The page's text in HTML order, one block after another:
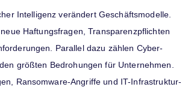
Intelligenz verändert Geschäftsmodelle.
Haftungsfragen, Transparenzpflichten
Parallel dazu zählen Cyber-
größten Bedrohungen für Unternehmen.
Ransomware-Angriffe und IT-Infrastruktur-